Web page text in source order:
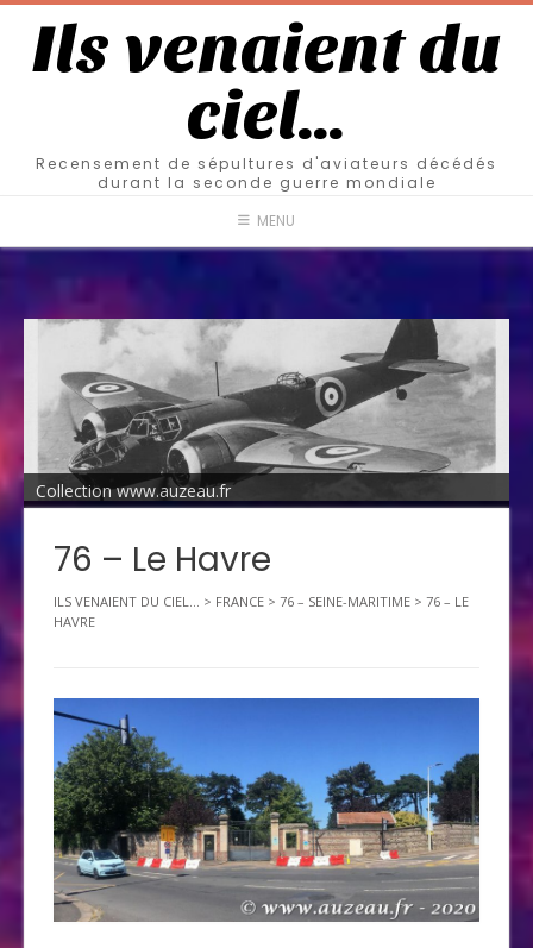
Ils venaient du
ciel…
Recensement de sépultures d'aviateurs décédés
durant la seconde guerre mondiale
MENU
Collection www.auzeau.fr
76 – Le Havre
ILS VENAIENT DU CIEL... > FRANCE > 76 – SEINE-MARITIME > 76 – LE
HAVRE